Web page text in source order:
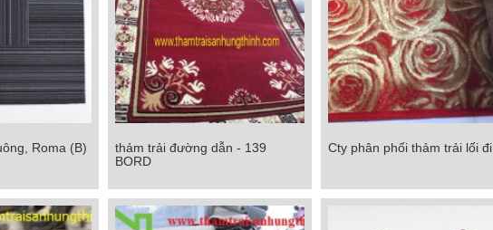
Roma (B)
Roma (B)
thảm trải đường dẫn - 139 BORD
thảm trải đường dẫn - 139
BORD
Cty phân phối thảm trải lối đi
Cty phân phối thảm trải lối đi